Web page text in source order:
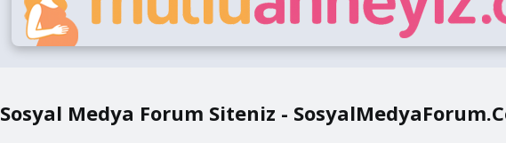
Sosyal Medya Forum Siteniz -